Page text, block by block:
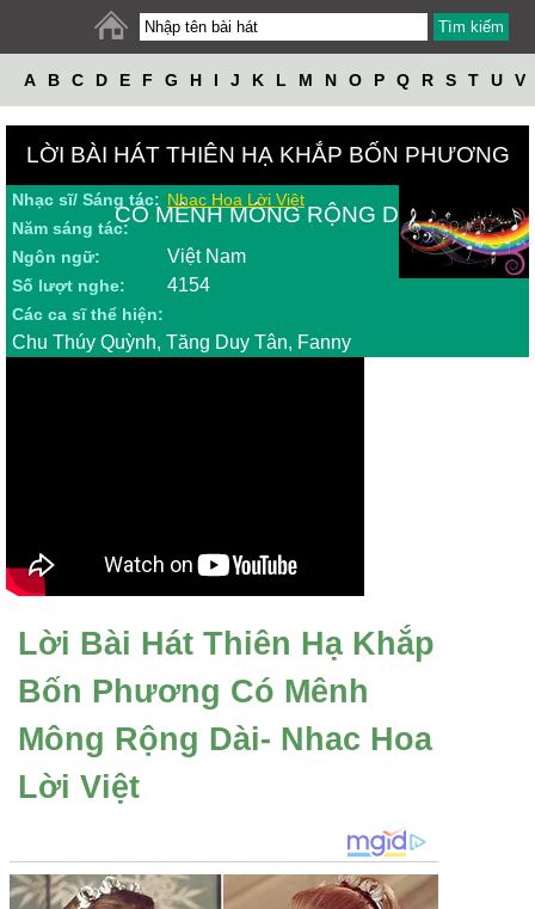
A B C D E F G H I J K L M N O P Q R S T U V
LỜI BÀI HÁT THIÊN HẠ KHẮP BỐN PHƯƠNG
CÓ MÊNH MÔNG RỘNG DÀI
Nhạc sĩ/ Sáng tác: Nhac Hoa Lời Việt
Năm sáng tác:
Ngôn ngữ:
Việt Nam
Số lượt nghe: 4154
Các ca sĩ thể hiện:
Chu Thúy Quỳnh, Tăng Duy Tân, Fanny
Lời Bài Hát Thiên Hạ Khắp
Bốn Phương Có Mênh
Mông Rộng Dài- Nhac Hoa
Lời Việt